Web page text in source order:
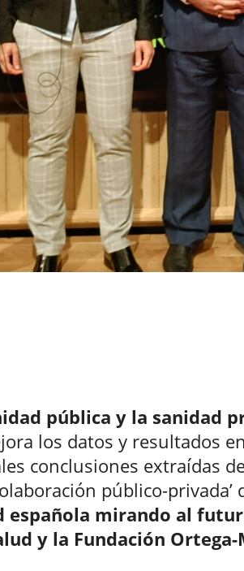
pública y la sanidad
los datos y resultados
conclusiones extraídas
público-privada’
española mirando al
y la Fundación